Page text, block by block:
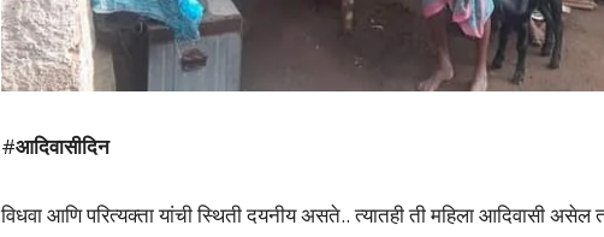
#आदिवासीदिन
विधवा आणि परित्यक्ता यांची स्थिती दयनीय असते.. त्यातही ती महिला आदिवासी असेल